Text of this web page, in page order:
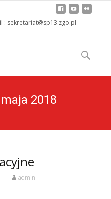
: sekretariat@sp13.zgo.pl
to
content
Szukaj:
2018
admin